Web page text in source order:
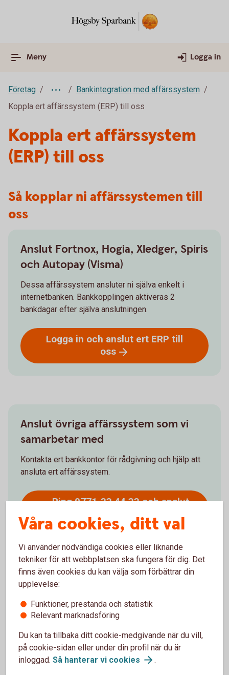
Meny Logga in
Företag
Bankintegration med affärssystem
Koppla ert affärssystem (ERP) till oss
Koppla ert affärssystem
(ERP) till oss
Så kopplar ni affärssystemen till
oss
Anslut Fortnox, Hogia, Xledger, Spiris
och Autopay (Visma)
Dessa affärssystem ansluter ni själva enkelt i
internetbanken. Bankkopplingen aktiveras 2
bankdagar efter själva anslutningen.
Logga in och anslut ert ERP till
oss
Anslut övriga affärssystem som vi
samarbetar med
Kontakta ert bankkontor för rådgivning och hjälp att
ansluta ert affärssystem.
Ring 0771-33 44 33 och anslut
Mer information
ERP-system – merinformation
Våra cookies, ditt val
Vi använder nödvändiga cookies eller liknande
tekniker för att webbplatsen ska fungera för dig. Det
finns även cookies du kan välja som förbättrar din
upplevelse:
Funktioner, prestanda och statistik
Relevant marknadsföring
Du kan ta tillbaka ditt cookie-medgivande när du vill,
på cookie-sidan eller under din profil när du är
inloggad. Så hanterar vi cookies .